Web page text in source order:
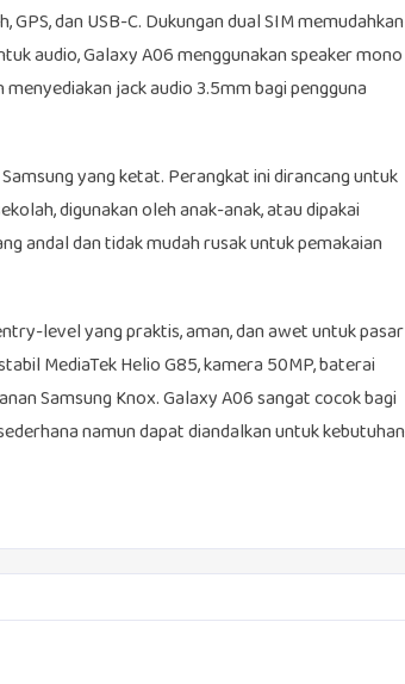
dan USB-C. Dukungan dual SIM memudahkan
audio, Galaxy A06 menggunakan speaker mono
jack audio 3.5mm bagi pengguna
yang ketat. Perangkat ini dirancang untuk
digunakan oleh anak-anak, atau dipakai
andal dan tidak mudah rusak untuk pemakaian
level yang praktis, aman, dan awet untuk pasar
MediaTek Helio G85, kamera 50MP, baterai
Samsung Knox. Galaxy A06 sangat cocok bagi
namun dapat diandalkan untuk kebutuhan